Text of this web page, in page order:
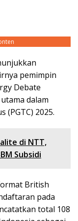
pemimpin
Debate
dalam
(PGTC) 2025.
di NTT,
Subsidi
British
pada
total 108